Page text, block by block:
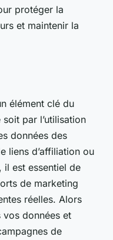
protéger la
et maintenir la
élément clé du
par l’utilisation
données des
liens d’affiliation ou
il est essentiel de
de marketing
réelles. Alors
vos données et
de